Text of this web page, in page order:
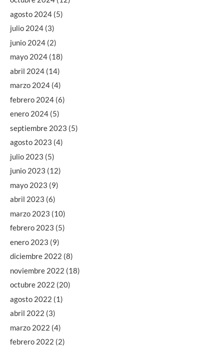
agosto 2024 (5)
julio 2024 (3)
junio 2024 (2)
mayo 2024 (18)
abril 2024 (14)
marzo 2024 (4)
febrero 2024 (6)
enero 2024 (5)
septiembre 2023 (5)
agosto 2023 (4)
julio 2023 (5)
junio 2023 (12)
mayo 2023 (9)
abril 2023 (6)
marzo 2023 (10)
febrero 2023 (5)
enero 2023 (9)
diciembre 2022 (8)
noviembre 2022 (18)
octubre 2022 (20)
agosto 2022 (1)
abril 2022 (3)
marzo 2022 (4)
febrero 2022 (2)